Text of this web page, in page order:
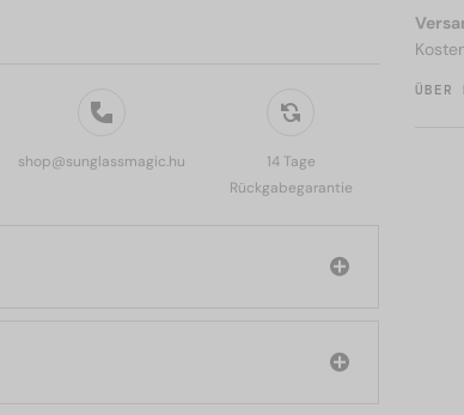
shop@sunglassmagic.hu
14 Tage
Rückgabegarantie
ÜBER